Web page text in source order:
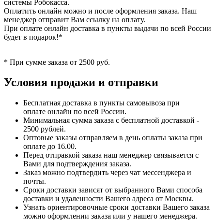
системы Робокасса.
Оплатить онлайн можно и после оформления заказа. Наш
менеджер отправит Вам ссылку на оплату.
При оплате онлайн доставка в пункты выдачи по всей России
будет в подарок!*
* При сумме заказа от 2500 руб.
Условия продажи и отправки
Бесплатная доставка в пункты самовывоза при
оплате онлайн по всей России.
Минимальная сумма заказа с бесплатной доставкой -
2500 рублей.
Оптовые заказы отправляем в день оплаты заказа при
оплате до 16.00.
Перед отправкой заказа наш менеджер связывается с
Вами для подтверждения заказа.
Заказ можно подтвердить через чат мессенджера и
почты.
Сроки доставки зависят от выбранного Вами способа
доставки и удаленности Вашего адреса от Москвы.
Узнать ориентировочные сроки доставки Вашего заказа
можно оформлении заказа или у нашего менеджера.